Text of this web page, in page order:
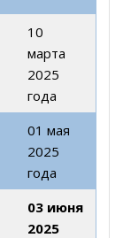
10
марта
2025
года
01 мая
2025
года
03 июня
2025